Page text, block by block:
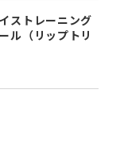
ストレーニング
ル（リップトリ